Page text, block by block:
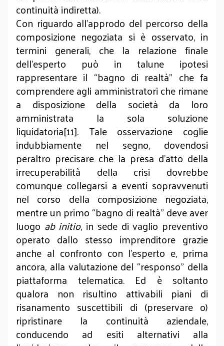
continuità indiretta).
Con riguardo all’approdo del percorso della
composizione negoziata si è osservato, in
termini generali, che la relazione finale
dell’esperto può in talune ipotesi
rappresentare il “bagno di realtà” che fa
comprendere agli amministratori che rimane
a disposizione della società da loro
amministrata la sola soluzione
liquidatoria[11]. Tale osservazione coglie
indubbiamente nel segno, dovendosi
peraltro precisare che la presa d’atto della
irrecuperabilità della crisi dovrebbe
comunque collegarsi a eventi sopravvenuti
nel corso della composizione negoziata,
mentre un primo “bagno di realtà” deve aver
luogo ab initio, in sede di vaglio preventivo
operato dallo stesso imprenditore grazie
anche al confronto con l’esperto e, prima
ancora, alla valutazione del “responso” della
piattaforma telematica. Ed è soltanto
qualora non risultino attivabili piani di
risanamento suscettibili di (preservare o)
ripristinare la continuità aziendale,
conducendo ad esiti alternativi alla